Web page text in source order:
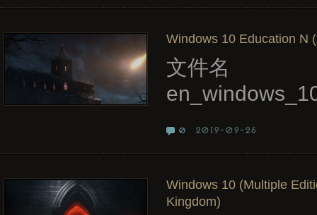
Windows 10 Education N
文件名
0 2019-09-26
Windows 10 (Multiple
Kingdom)